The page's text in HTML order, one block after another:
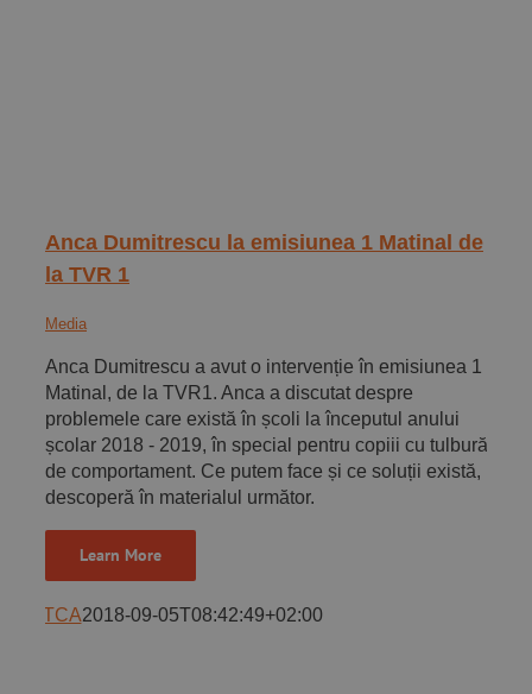
Anca Dumitrescu la emisiunea 1 Matinal de
la TVR 1
Media
Anca Dumitrescu a avut o intervenție în emisiunea 1
Matinal, de la TVR1. Anca a discutat despre
problemele care există în școli la începutul anului
școlar 2018 - 2019, în special pentru copiii cu tulburări
de comportament. Ce putem face și ce soluții există,
descoperă în materialul următor.
Learn More
ATCA2018-09-05T08:42:49+02:00